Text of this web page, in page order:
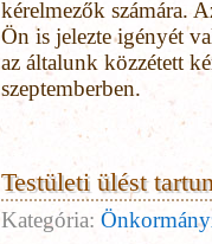
kérelmezők számára.
Ön is jelezte igényét
az általunk közzétett
szeptemberben.
Testületi ülést
Kategória: